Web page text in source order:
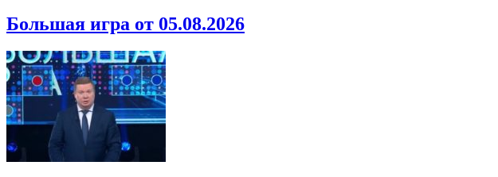
Большая игра от 05.08.2026